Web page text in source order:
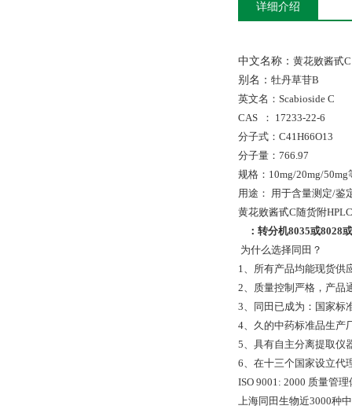
详细介绍
中文名称： 黄花败酱甙C
别名： 牡丹草苷B
英文名：Scabioside C
CAS ： 17233-22-6
分子式：C41H66O13
分子量：766.97
规格：10mg/20mg/50mg
用途： 用于含量测定/鉴
黄花败酱甙C随货附
： 转分机8035或8028或
为什么选择同田？
1、所有产品均能现货供
2、质量控制严格，产品
3、同田已成为：国家标
4、久的中药标准品生产
5、具有自主分离提取
6、在十三个国家设立代
ISO 9001: 2000 质量管
上海同田生物近3000种